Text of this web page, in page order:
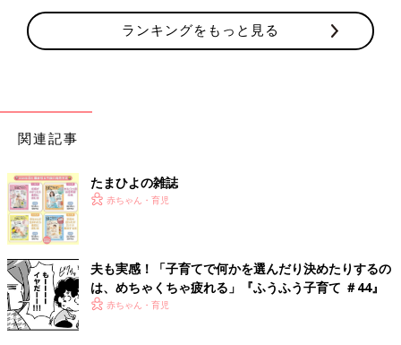
ランキングをもっと見る
関連記事
たまひよの雑誌
赤ちゃん・育児
夫も実感！「子育てで何かを選んだり決めたりするの
は、めちゃくちゃ疲れる」『ふうふう子育て ＃44』
赤ちゃん・育児